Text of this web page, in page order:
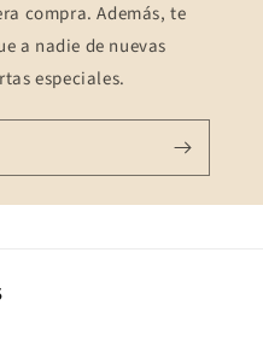
compra. Además, te
a nadie de nuevas
especiales.